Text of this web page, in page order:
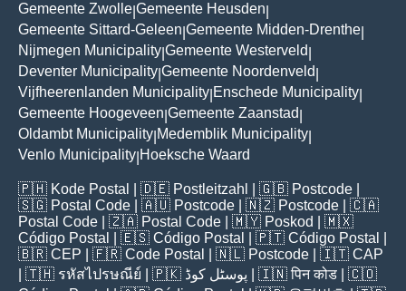
Gemeente Zwolle Gemeente Heusden
Gemeente Sittard-Geleen Gemeente Midden-Drenthe
Nijmegen Municipality Gemeente Westerveld
Deventer Municipality Gemeente Noordenveld
Vijfheerenlanden Municipality Enschede Municipality
Gemeente Hoogeveen Gemeente Zaanstad
Oldambt Municipality Medemblik Municipality
Venlo Municipality Hoeksche Waard
🇵🇭 Kode Postal | 🇩🇪 Postleitzahl | 🇬🇧 Postcode
🇸🇬 Postal Code | 🇦🇺 Postcode | 🇳🇿 Postcode | 🇨🇦
Postal Code | 🇿🇦 Postal Code | 🇲🇾 Poskod
| 🇲🇽
Código Postal
| 🇪🇸 Código Postal | 🇵🇹 Código Postal
🇧🇷 CEP | 🇫🇷 Code Postal | 🇳🇱 Postcode | 🇮🇹 CAP
| 🇹🇭 รหัสไปรษณีย์ | 🇵🇰 پوسٹل کوڈ | 🇮🇳पिन कोड | 🇨🇴